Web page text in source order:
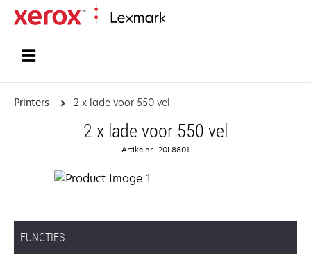
Printers 2 x lade voor 550 vel
2 x lade voor 550 vel
Artikelnr.: 20L8801
FUNCTIES